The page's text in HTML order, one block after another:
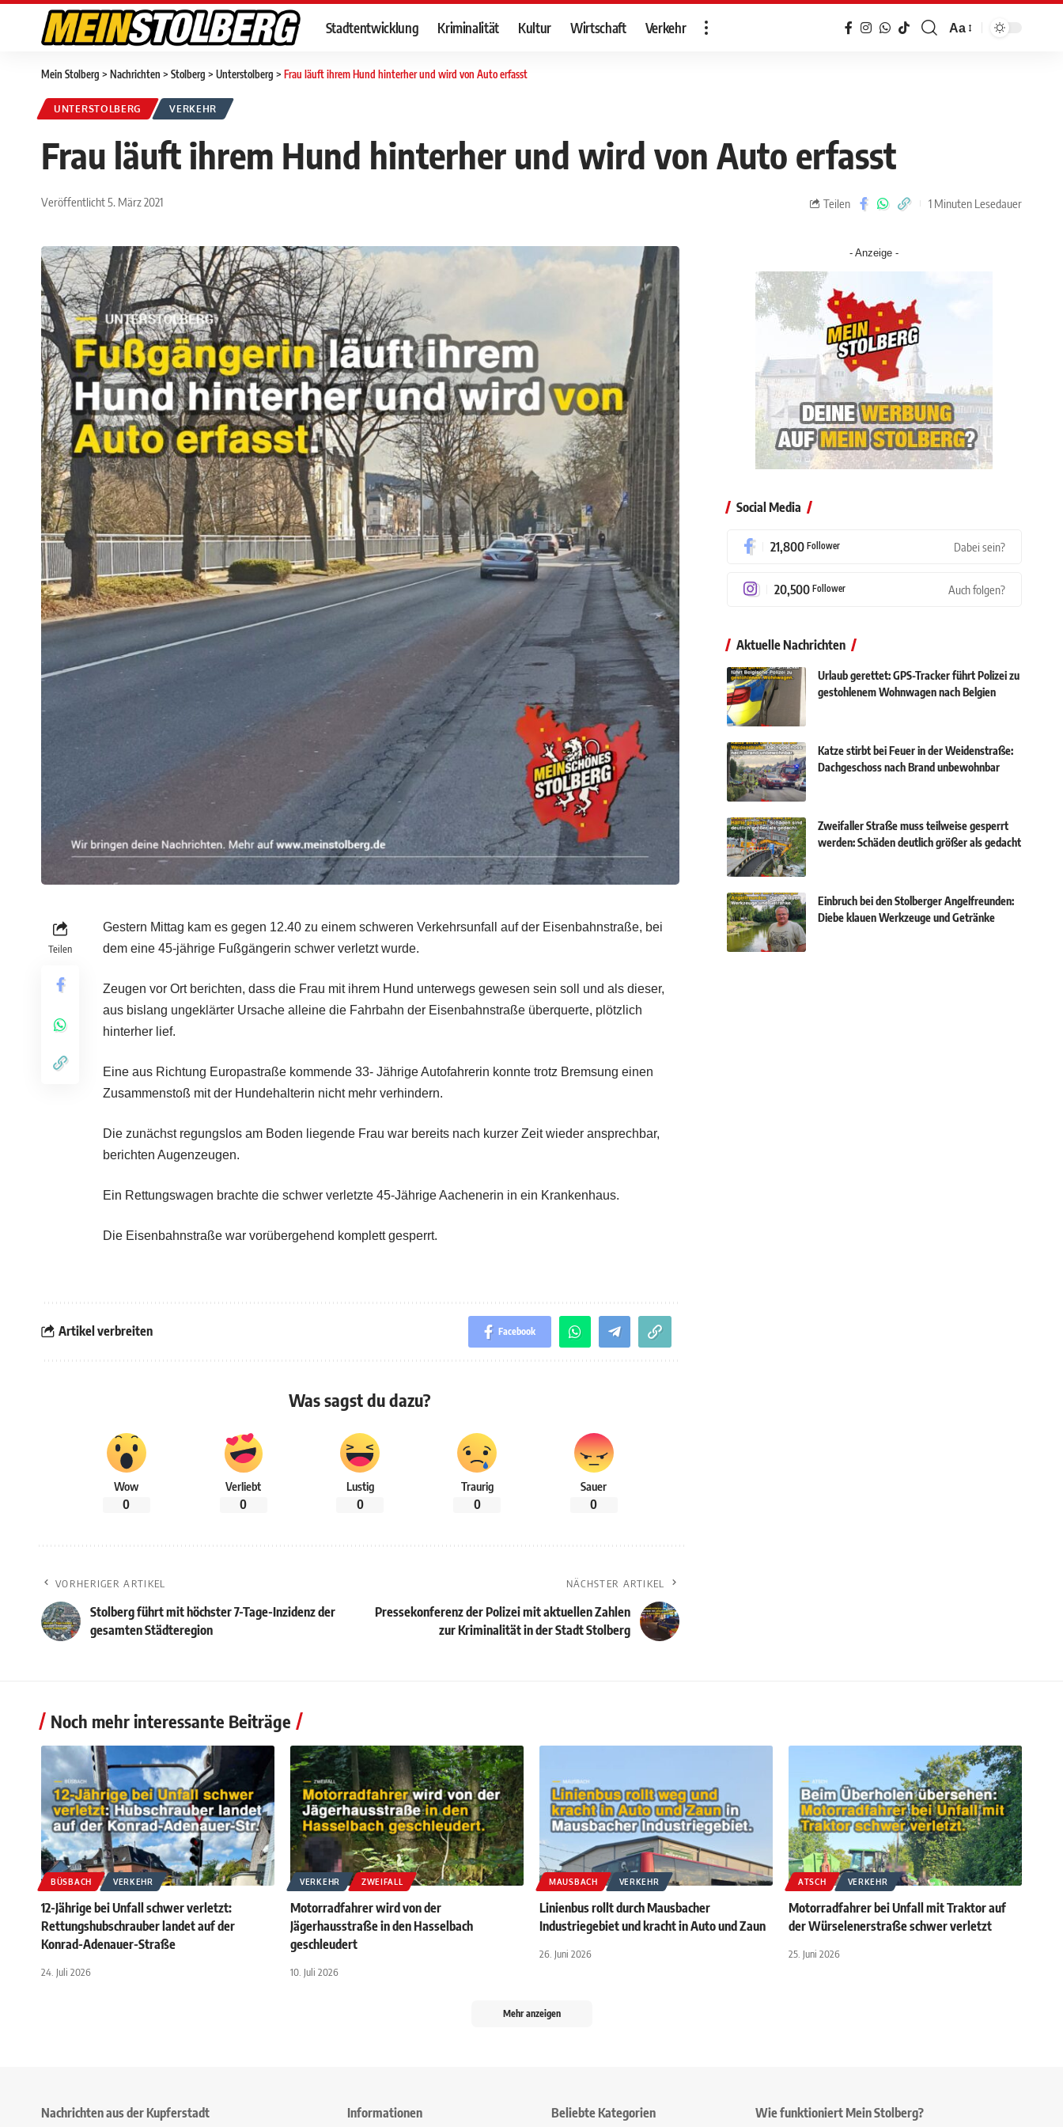
Stadtentwicklung Kriminalität Kultur Wirtschaft Verkehr Aa
Mein Stolberg > Nachrichten > Stolberg > Unterstolberg > Frau läuft ihrem Hund hinterher und wird von Auto erfasst
UNTERSTOLBERG VERKEHR
Frau läuft ihrem Hund hinterher und wird von Auto erfasst
Veröffentlicht 5. März 2021 Teilen 1 Minuten Lesedauer
Teilen
Gestern Mittag kam es gegen 12.40 zu einem schweren Verkehrsunfall auf der Eisenbahnstraße, bei
dem eine 45-jährige Fußgängerin schwer verletzt wurde.
Zeugen vor Ort berichten, dass die Frau mit ihrem Hund unterwegs gewesen sein soll und als dieser,
aus bislang ungeklärter Ursache alleine die Fahrbahn der Eisenbahnstraße überquerte, plötzlich
hinterher lief.
Eine aus Richtung Europastraße kommende 33- Jährige Autofahrerin konnte trotz Bremsung einen
Zusammenstoß mit der Hundehalterin nicht mehr verhindern.
Die zunächst regungslos am Boden liegende Frau war bereits nach kurzer Zeit wieder ansprechbar,
berichten Augenzeugen.
Ein Rettungswagen brachte die schwer verletzte 45-Jährige Aachenerin in ein Krankenhaus.
Die Eisenbahnstraße war vorübergehend komplett gesperrt.
Artikel verbreiten Facebook
Was sagst du dazu?
Wow
0
Verliebt
0
Lustig
0
Traurig
0
Sauer
0
VORHERIGER ARTIKEL
Stolberg führt mit höchster 7-Tage-Inzidenz der
gesamten Städteregion
NÄCHSTER ARTIKEL
Pressekonferenz der Polizei mit aktuellen Zahlen
zur Kriminalität in der Stadt Stolberg
- Anzeige -
Social Media
21,800 Follower Dabei sein?
20,500 Follower Auch folgen?
Aktuelle Nachrichten
Urlaub gerettet: GPS-Tracker führt Polizei zu
gestohlenem Wohnwagen nach Belgien
Katze stirbt bei Feuer in der Weidenstraße:
Dachgeschoss nach Brand unbewohnbar
Zweifaller Straße muss teilweise gesperrt
werden: Schäden deutlich größer als gedacht
Einbruch bei den Stolberger Angelfreunden:
Diebe klauen Werkzeuge und Getränke
Noch mehr interessante Beiträge
BÜSBACH VERKEHR
12-Jährige bei Unfall schwer verletzt:
Rettungshubschrauber landet auf der
Konrad-Adenauer-Straße
24. Juli 2026
VERKEHR ZWEIFALL
Motorradfahrer wird von der
Jägerhausstraße in den Hasselbach
geschleudert
10. Juli 2026
MAUSBACH VERKEHR
Linienbus rollt durch Mausbacher
Industriegebiet und kracht in Auto und Zaun
26. Juni 2026
ATSCH VERKEHR
Motorradfahrer bei Unfall mit Traktor auf
der Würselenerstraße schwer verletzt
25. Juni 2026
Mehr anzeigen
Nachrichten aus der Kupferstadt Informationen Beliebte Kategorien Wie funktioniert Mein Stolberg?